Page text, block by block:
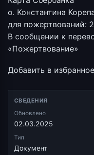
о. Константина
для пожертвований:
В сообщении к
«Пожертвование»
Добавить в избранное
СВЕДЕНИЯ
Обновлено
02.03.2025
Тип
Документ